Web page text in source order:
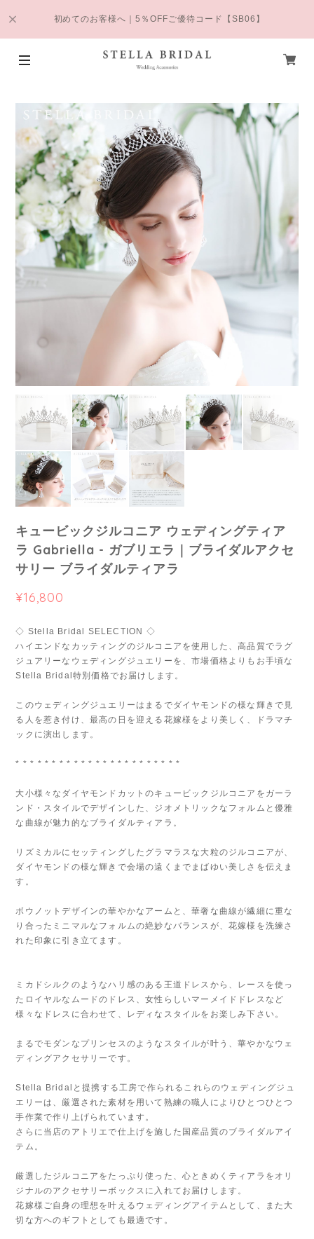
初めてのお客様へ｜5％OFFご優待コード【SB06】
キュービックジルコニア ウェディングティア
ラ Gabriella - ガブリエラ｜ブライダルアクセ
サリー ブライダルティアラ
¥16,800
◇ Stella Bridal SELECTION ◇
ハイエンドなカッティングのジルコニアを使用した、高品質でラグ
ジュアリーなウェディングジュエリーを、市場価格よりもお手頃な
Stella Bridal特別価格でお届けします。
このウェディングジュエリーはまるでダイヤモンドの様な輝きで見
る人を惹き付け、最高の日を迎える花嫁様をより美しく、ドラマチ
ックに演出します。
* * * * * * * * * * * * * * * * * * * * * * *
大小様々なダイヤモンドカットのキュービックジルコニアをガーラ
ンド・スタイルでデザインした、ジオメトリックなフォルムと優雅
な曲線が魅力的なブライダルティアラ。
リズミカルにセッティングしたグラマラスな大粒のジルコニアが、
ダイヤモンドの様な輝きで会場の遠くまでまばゆい美しさを伝えま
す。
ボウノットデザインの華やかなアームと、華奢な曲線が繊細に重な
り合ったミニマルなフォルムの絶妙なバランスが、花嫁様を洗練さ
れた印象に引き立てます。
ミカドシルクのようなハリ感のある王道ドレスから、レースを使っ
たロイヤルなムードのドレス、女性らしいマーメイドドレスなど
様々なドレスに合わせて、レディなスタイルをお楽しみ下さい。
まるでモダンなプリンセスのようなスタイルが叶う、華やかなウェ
ディングアクセサリーです。
Stella Bridalと提携する工房で作られるこれらのウェディングジュ
エリーは、厳選された素材を用いて熟練の職人によりひとつひとつ
手作業で作り上げられています。
さらに当店のアトリエで仕上げを施した国産品質のブライダルアイ
テム。
厳選したジルコニアをたっぷり使った、心ときめくティアラをオリ
ジナルのアクセサリーボックスに入れてお届けします。
花嫁様ご自身の理想を叶えるウェディングアイテムとして、また大
切な方へのギフトとしても最適です。